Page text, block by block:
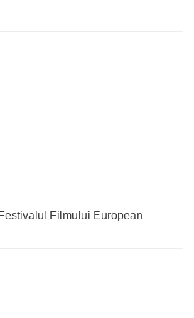
Filmului European